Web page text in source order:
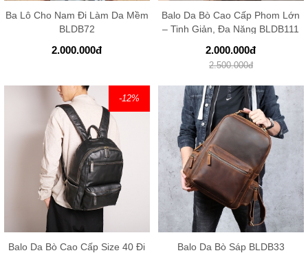
Ba Lô Cho Nam Đi Làm Da Mềm
BLDB72
2.000.000đ
Balo Da Bò Cao Cấp Phom Lớn
– Tinh Giản, Đa Năng BLDB111
2.000.000đ
2.500.000đ
-12%
Balo Da Bò Cao Cấp Size 40 Đi
Balo Da Bò Sáp BLDB33